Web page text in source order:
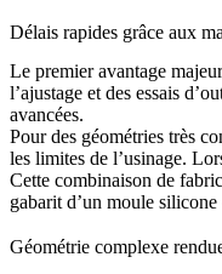
Délais rapides grâce aux
Le premier avantage
l’ajustage et des essais
avancées.
Pour des géométries très
les limites de l’usinage.
Cette combinaison de
gabarit d’un moule
Géométrie complexe